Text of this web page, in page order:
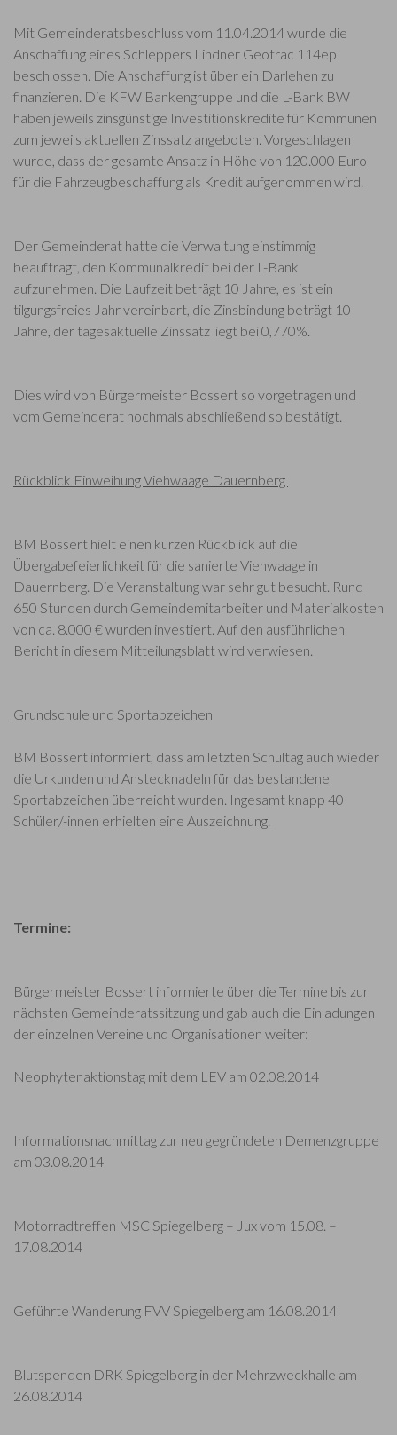
Mit Gemeinderatsbeschluss vom 11.04.2014 wurde die
Anschaffung eines Schleppers Lindner Geotrac 114ep
beschlossen. Die Anschaffung ist über ein Darlehen zu
finanzieren. Die KFW Bankengruppe und die L-Bank BW
haben jeweils zinsgünstige Investitionskredite für Kommunen
zum jeweils aktuellen Zinssatz angeboten. Vorgeschlagen
wurde, dass der gesamte Ansatz in Höhe von 120.000 Euro
für die Fahrzeugbeschaffung als Kredit aufgenommen wird.
Der Gemeinderat hatte die Verwaltung einstimmig
beauftragt, den Kommunalkredit bei der L-Bank
aufzunehmen. Die Laufzeit beträgt 10 Jahre, es ist ein
tilgungsfreies Jahr vereinbart, die Zinsbindung beträgt 10
Jahre, der tagesaktuelle Zinssatz liegt bei 0,770%.
Dies wird von Bürgermeister Bossert so vorgetragen und
vom Gemeinderat nochmals abschließend so bestätigt.
Rückblick Einweihung Viehwaage Dauernberg
BM Bossert hielt einen kurzen Rückblick auf die
Übergabefeierlichkeit für die sanierte Viehwaage in
Dauernberg. Die Veranstaltung war sehr gut besucht. Rund
650 Stunden durch Gemeindemitarbeiter und Materialkosten
von ca. 8.000 € wurden investiert. Auf den ausführlichen
Bericht in diesem Mitteilungsblatt wird verwiesen.
Grundschule und Sportabzeichen
BM Bossert informiert, dass am letzten Schultag auch wieder
die Urkunden und Anstecknadeln für das bestandene
Sportabzeichen überreicht wurden. Ingesamt knapp 40
Schüler/-innen erhielten eine Auszeichnung.
Termine:
Bürgermeister Bossert informierte über die Termine bis zur
nächsten Gemeinderatssitzung und gab auch die Einladungen
der einzelnen Vereine und Organisationen weiter:
Neophytenaktionstag mit dem LEV am 02.08.2014
Informationsnachmittag zur neu gegründeten Demenzgruppe
am 03.08.2014
Motorradtreffen MSC Spiegelberg – Jux vom 15.08. –
17.08.2014
Geführte Wanderung FVV Spiegelberg am 16.08.2014
Blutspenden DRK Spiegelberg in der Mehrzweckhalle am
26.08.2014